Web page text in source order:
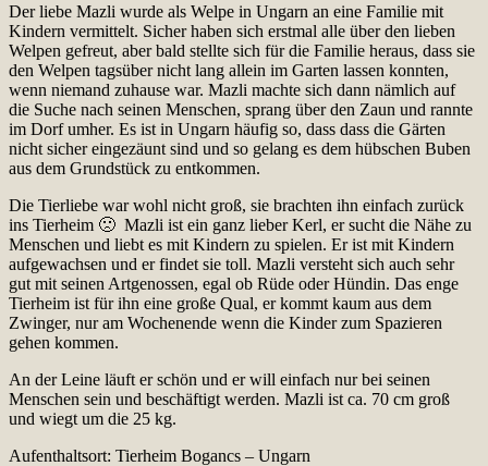
Der liebe Mazli wurde als Welpe in Ungarn an eine Familie mit
Kindern vermittelt. Sicher haben sich erstmal alle über den lieben
Welpen gefreut, aber bald stellte sich für die Familie heraus, dass sie
den Welpen tagsüber nicht lang allein im Garten lassen konnten,
wenn niemand zuhause war. Mazli machte sich dann nämlich auf
die Suche nach seinen Menschen, sprang über den Zaun und rannte
im Dorf umher. Es ist in Ungarn häufig so, dass dass die Gärten
nicht sicher eingezäunt sind und so gelang es dem hübschen Buben
aus dem Grundstück zu entkommen.
Die Tierliebe war wohl nicht groß, sie brachten ihn einfach zurück
ins Tierheim 🙁 Mazli ist ein ganz lieber Kerl, er sucht die Nähe zu
Menschen und liebt es mit Kindern zu spielen. Er ist mit Kindern
aufgewachsen und er findet sie toll. Mazli versteht sich auch sehr
gut mit seinen Artgenossen, egal ob Rüde oder Hündin. Das enge
Tierheim ist für ihn eine große Qual, er kommt kaum aus dem
Zwinger, nur am Wochenende wenn die Kinder zum Spazieren
gehen kommen.
An der Leine läuft er schön und er will einfach nur bei seinen
Menschen sein und beschäftigt werden. Mazli ist ca. 70 cm groß
und wiegt um die 25 kg.
Aufenthaltsort: Tierheim Bogancs – Ungarn